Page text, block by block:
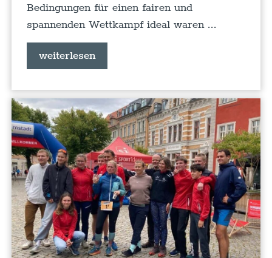
Bedingungen für einen fairen und
spannenden Wettkampf ideal waren ...
weiterlesen